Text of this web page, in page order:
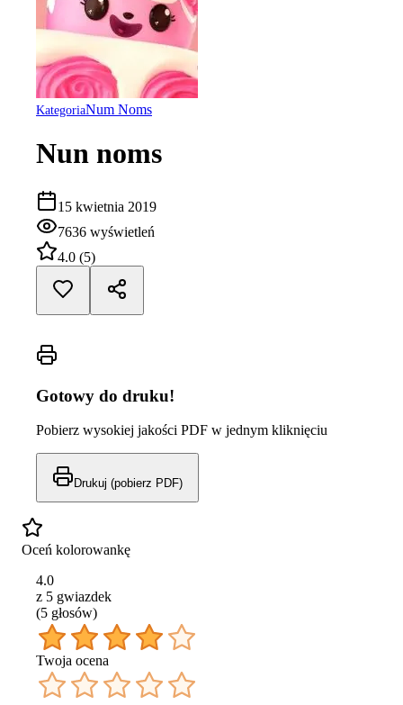
KategoriaNum Noms
Nun noms
15 kwietnia 2019
7636 wyświetleń
4.0 (5)
Gotowy do druku!
Pobierz wysokiej jakości PDF w jednym kliknięciu
Drukuj (pobierz PDF)
Oceń kolorowankę
4.0
z 5 gwiazdek
(5 głosów)
Twoja ocena